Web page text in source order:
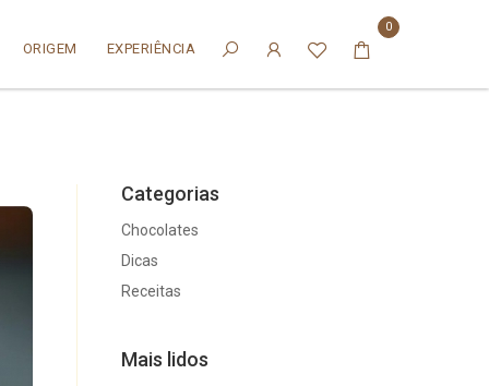
0
ORIGEM EXPERIÊNCIA
Categorias
Chocolates
Dicas
Receitas
Mais lidos